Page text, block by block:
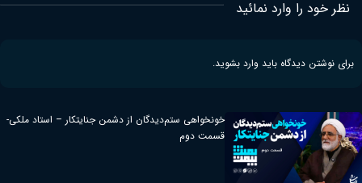
نظر خود را وارد نمائید
برای نوشتن دیدگاه باید وارد بشوید.
خونخواهی ستم‌دیدگان از دشمن جنایتکار – استاد ملکی-
قسمت دوم